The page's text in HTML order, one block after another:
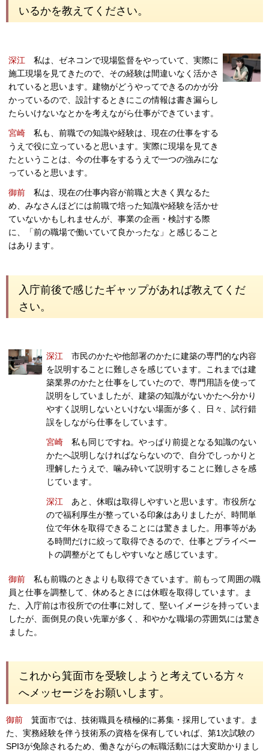
いるかを教えてください。
深江 私は、ゼネコンで現場監督をやっていて、実際に
施工現場を見てきたので、その経験は間違いなく活かさ
れていると思います。建物がどうやってできるのかが分
かっているので、設計するときにこの情報は書き漏らし
たらいけないなとかを考えながら仕事ができています。
宮崎 私も、前職での知識や経験は、現在の仕事をする
うえで役に立っていると思います。実際に現場を見てき
たということは、今の仕事をするうえで一つの強みにな
っていると思います。
御前 私は、現在の仕事内容が前職と大きく異なるた
め、みなさんほどには前職で培った知識や経験を活かせ
ていないかもしれませんが、事業の企画・検討する際
に、「前の職場で働いていて良かったな」と感じること
はあります。
入庁前後で感じたギャップがあれば教えてくだ
さい。
深江 市民のかたや他部署のかたに建築の専門的な内容
を説明することに難しさを感じています。これまでは建
築業界のかたと仕事をしていたので、専門用語を使って
説明をしていましたが、建築の知識がないかたへ分かり
やすく説明しないといけない場面が多く、日々、試行錯
誤をしながら仕事をしています。
宮崎 私も同じですね。やっぱり前提となる知識のない
かたへ説明しなければならないので、自分でしっかりと
理解したうえで、噛み砕いて説明することに難しさを感
じています。
深江 あと、休暇は取得しやすいと思います。市役所な
ので福利厚生が整っている印象はありましたが、時間単
位で年休を取得できることには驚きました。用事等があ
る時間だけに絞って取得できるので、仕事とプライベー
トの調整がとてもしやすいなと感じています。
御前 私も前職のときよりも取得できています。前もって周囲の職
員と仕事を調整して、休めるときには休暇を取得しています。ま
た、入庁前は市役所での仕事に対して、堅いイメージを持っていま
したが、面倒見の良い先輩が多く、和やかな職場の雰囲気には驚き
ました。
これから箕面市を受験しようと考えている方々
へメッセージをお願いします。
御前 箕面市では、技術職員を積極的に募集・採用しています。ま
た、実務経験を伴う技術系の資格を保有していれば、第1次試験の
SPI3が免除されるため、働きながらの転職活動には大変助かりまし